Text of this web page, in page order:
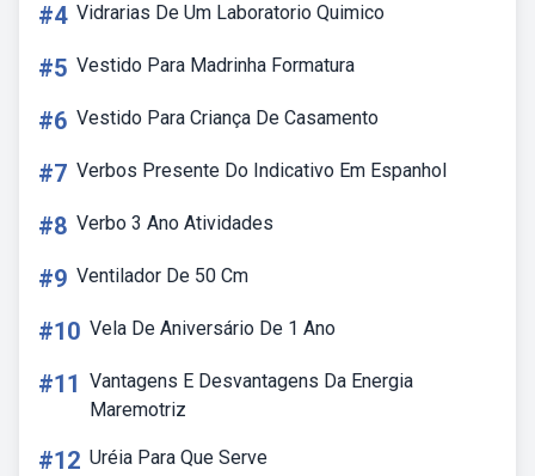
#4 Vidrarias De Um Laboratorio Quimico
#5 Vestido Para Madrinha Formatura
#6 Vestido Para Criança De Casamento
#7 Verbos Presente Do Indicativo Em Espanhol
#8 Verbo 3 Ano Atividades
#9 Ventilador De 50 Cm
#10 Vela De Aniversário De 1 Ano
#11 Vantagens E Desvantagens Da Energia
Maremotriz
#12 Uréia Para Que Serve